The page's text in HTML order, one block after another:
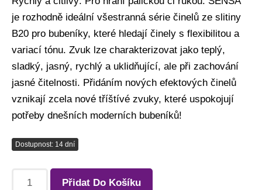
je rozhodně ideální všestranná série činelů ze slitiny
B20 pro bubeníky, které hledají činely s flexibilitou a
variací tónu. Zvuk lze charakterizovat jako teplý,
sladký, jasný, rychlý a uklidňující, ale při zachování
jasné čitelnosti. Přidáním nových efektových činelů
vznikají zcela nové tříštívé zvuky, které uspokojují
potřeby dnešních moderních bubeníků!
Dostupnost: 14 dní
Přidat Do Košíku